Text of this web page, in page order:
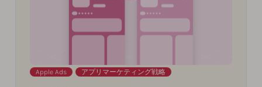
Apple Ads アプリマーケティング戦略